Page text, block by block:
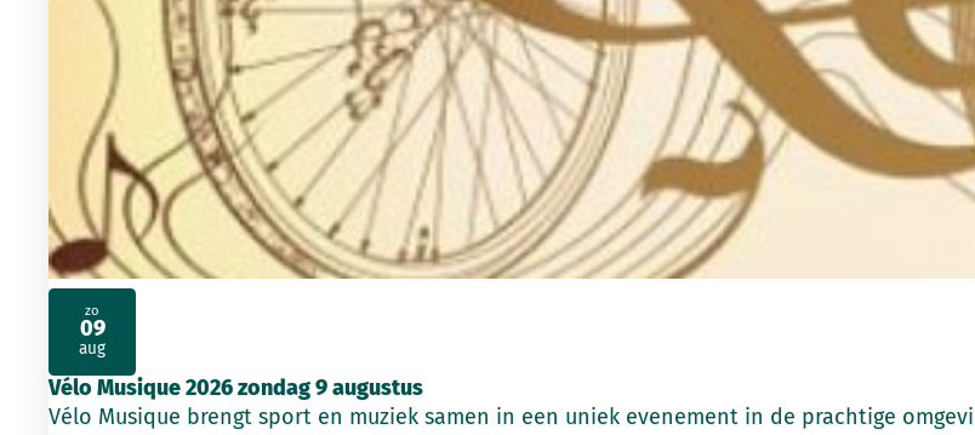
Vélo Musique 2026 zondag 9 augustus
Vélo Musique brengt sport en muziek samen in een uniek evenement in de prachtige
zo
09
aug
2026